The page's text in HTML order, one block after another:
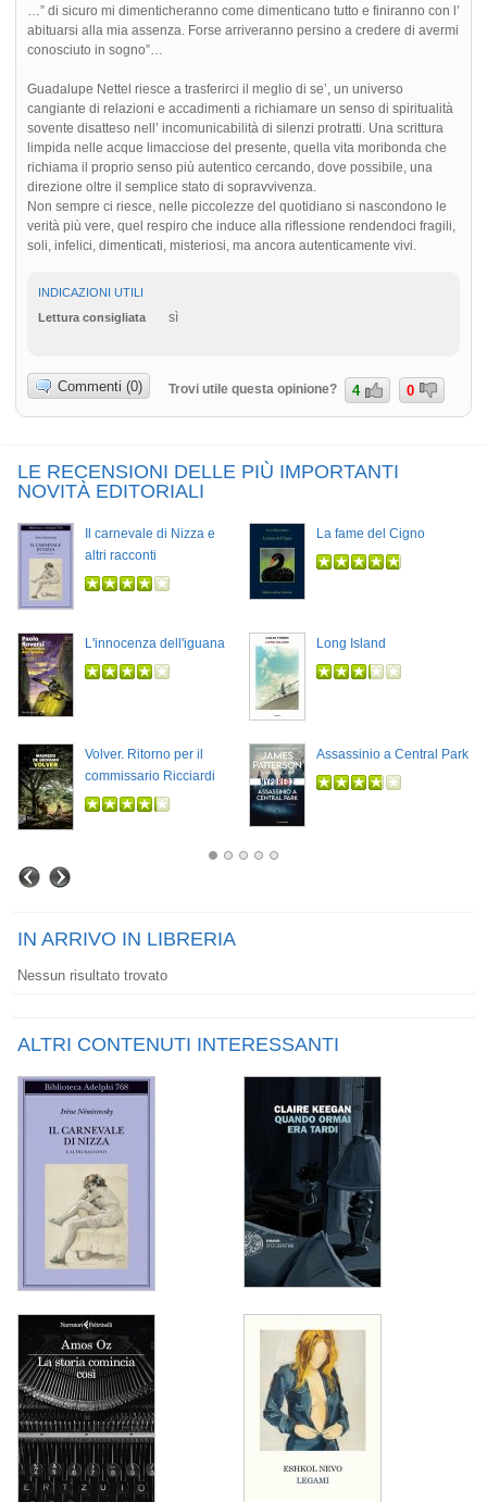
…” di sicuro mi dimenticheranno come dimenticano tutto e finiranno con l’
abituarsi alla mia assenza. Forse arriveranno persino a credere di avermi
conosciuto in sogno”…
Guadalupe Nettel riesce a trasferirci il meglio di se’, un universo
cangiante di relazioni e accadimenti a richiamare un senso di spiritualità
sovente disatteso nell’ incomunicabilità di silenzi protratti. Una scrittura
limpida nelle acque limacciose del presente, quella vita moribonda che
richiama il proprio senso più autentico cercando, dove possibile, una
direzione oltre il semplice stato di sopravvivenza.
Non sempre ci riesce, nelle piccolezze del quotidiano si nascondono le
verità più vere, quel respiro che induce alla riflessione rendendoci fragili,
soli, infelici, dimenticati, misteriosi, ma ancora autenticamente vivi.
INDICAZIONI UTILI
Lettura consigliata
sì
Commenti (0) Trovi utile questa opinione? 4 0
LE RECENSIONI DELLE PIÙ IMPORTANTI
NOVITÀ EDITORIALI
Il carnevale di Nizza e
altri racconti
La fame del Cigno
L'innocenza dell'iguana Long Island
Volver. Ritorno per il
commissario Ricciardi
Assassinio a Central Park
IN ARRIVO IN LIBRERIA
Nessun risultato trovato
ALTRI CONTENUTI INTERESSANTI